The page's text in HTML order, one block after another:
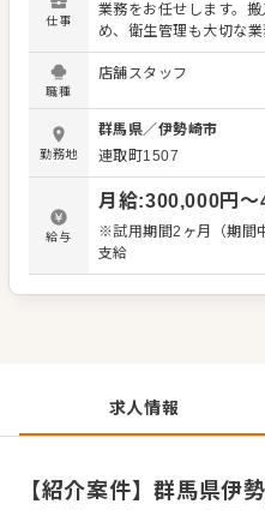
仕事
業務をお任せします。
め、衛生管理も大切な
理方法を提案したり、
ますので、円滑なコミ
についてのアイデアも大歓迎です。 【
入れ商品の選定、販売
詰め ・陳列、POP作成
ルバイトスタッフの教育 など 入社後はスキル
務からお任せしますの
しょう。あなたの成長
らず安心してスタート
職種
店舗スタッフ
勤務地
群馬県／伊勢崎市
連取町1507
給与
月給:300,000円〜
※試用期間2ヶ月（期間
支給
求人情報
【紹介案件】群馬県伊